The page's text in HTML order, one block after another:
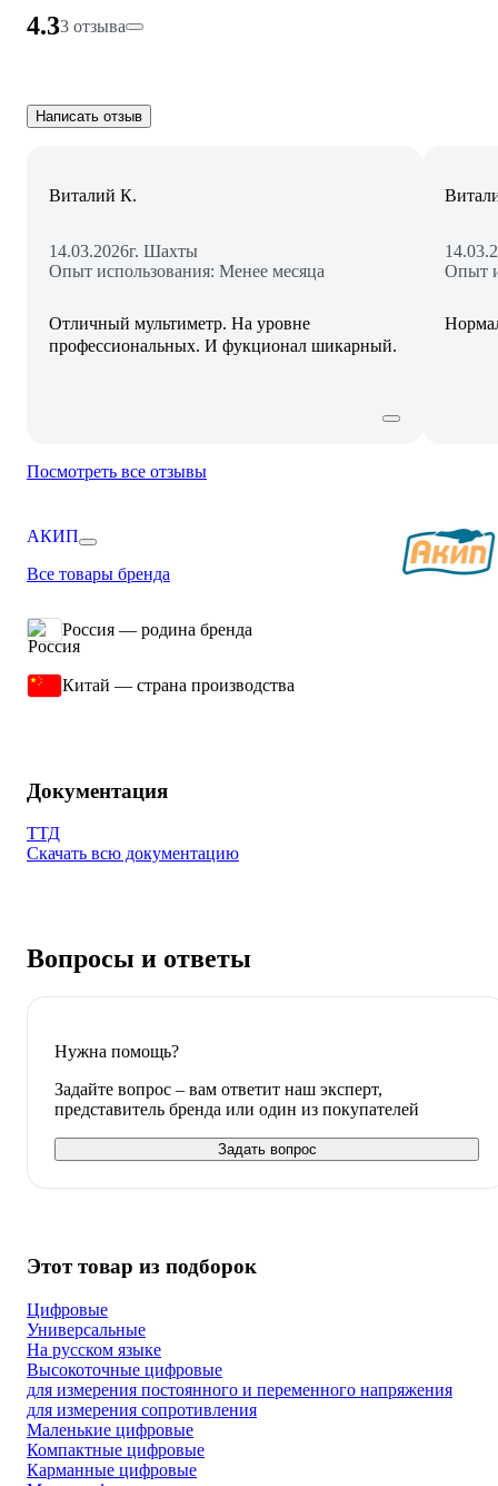
4.33 отзыва
Написать отзыв
Виталий К.
14.03.2026г. Шахты
Опыт использования: Менее месяца
Отличный мультиметр. На уровне
профессиональных. И фукционал шикарный.
Опыт
Посмотреть все отзывы
АКИП
Все товары бренда
Россия — родина бренда
Китай — страна производства
Документация
ТТД
Скачать всю документацию
Вопросы и ответы
Нужна помощь?
Задайте вопрос – вам ответит наш эксперт,
представитель бренда или один из покупателей
Задать вопрос
Этот товар из подборок
Цифровые
Универсальные
На русском языке
Высокоточные цифровые
для измерения постоянного и переменного напряжения
для измерения сопротивления
Маленькие цифровые
Компактные цифровые
Карманные цифровые